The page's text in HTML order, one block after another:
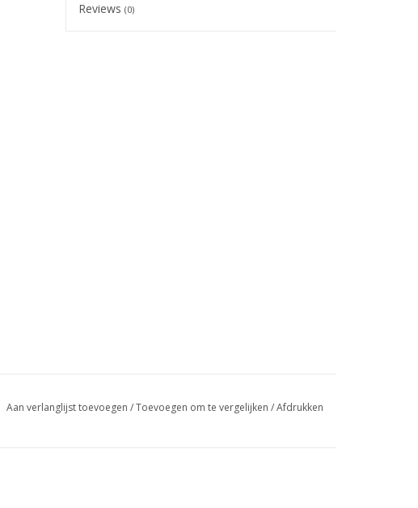
Reviews(0)
Aan verlanglijst toevoegen /Toevoegen om te vergelijken /Afdrukken